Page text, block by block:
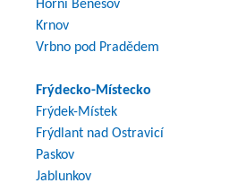
Horní Benešov
Krnov
Vrbno pod Pradědem
Frýdecko-Místecko
Frýdek-Místek
Frýdlant nad Ostravicí
Paskov
Jablunkov